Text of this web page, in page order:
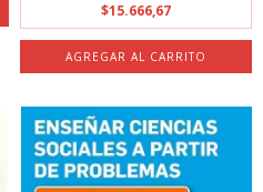
$15.666,67